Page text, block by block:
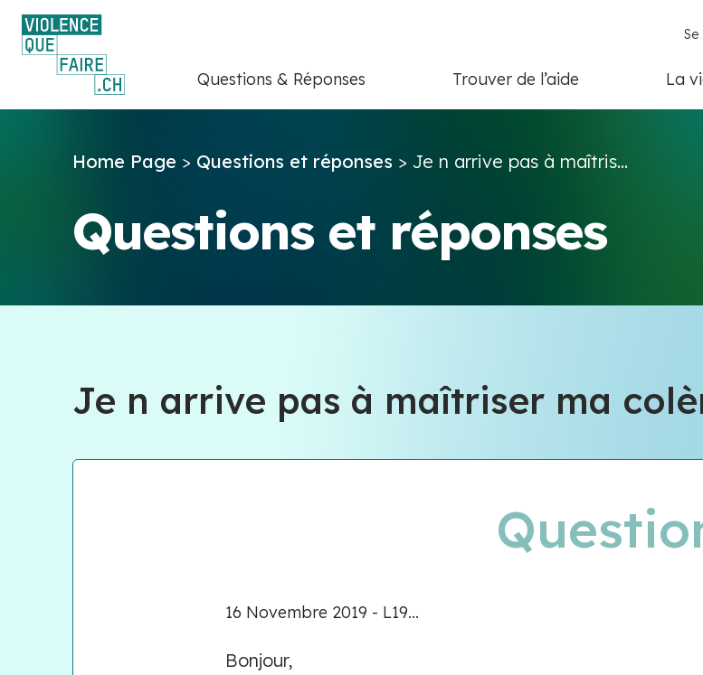
Se
Questions & Réponses Trouver de l’aide La
Home Page > Questions et réponses > Je n arrive pas à maîtris...
Questions et réponses
Je n arrive pas à maîtriser ma
16 Novembre 2019 - L19...
Bonjour,